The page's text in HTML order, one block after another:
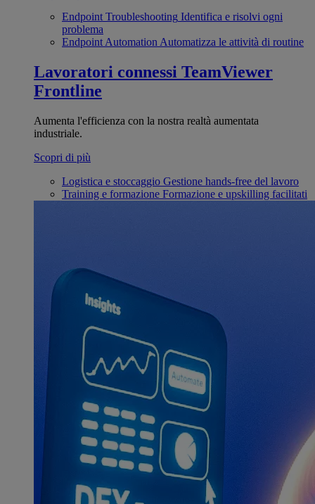
Endpoint Troubleshooting Identifica e risolvi ogni
problema
Endpoint Automation Automatizza le attività di routine
Lavoratori connessi TeamViewer
Frontline
Aumenta l'efficienza con la nostra realtà aumentata
industriale.
Scopri di più
Logistica e stoccaggio Gestione hands-free del lavoro
Training e formazione Formazione e upskilling facilitati